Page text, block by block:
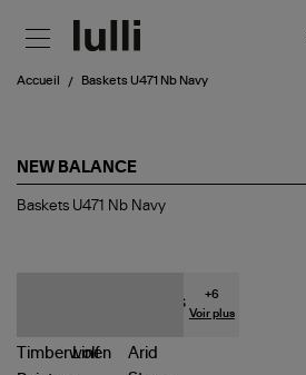
Accueil Baskets U471 Nb Navy
NEW BALANCE
Baskets
Baskets U471 Nb Navy
+6
Voir plus